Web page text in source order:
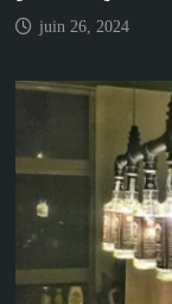
juin 26, 2024